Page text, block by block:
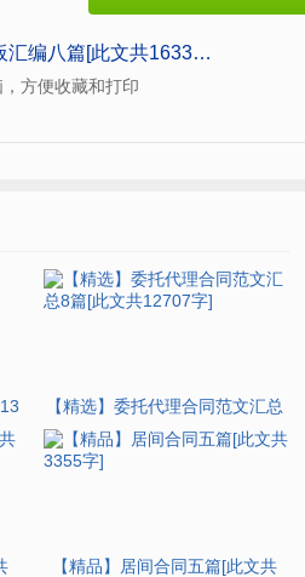
《关于安置房买卖合同模板汇编八篇[此文共16337字].doc》
方便收藏和打印
【精选】委托代理合同范文汇总
8篇[此文共12707字]
【精品】居间合同五篇[此文共